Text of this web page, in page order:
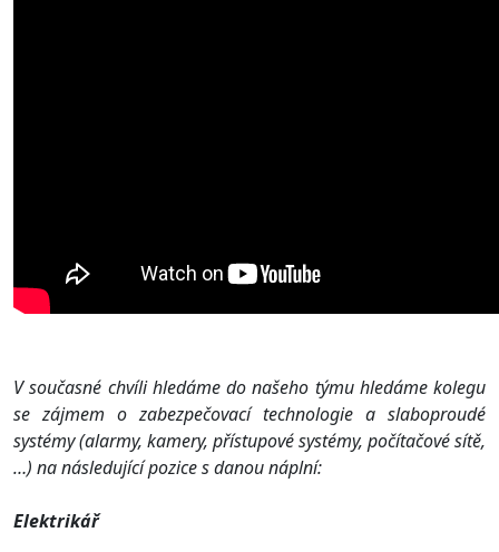
V současné chvíli hledáme do našeho týmu hledáme kolegu
se zájmem o zabezpečovací technologie a slaboproudé
systémy (alarmy, kamery, přístupové systémy, počítačové sítě,
…) na následující pozice s danou náplní:
Elektrikář